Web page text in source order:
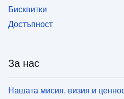
Бисквитки
Достъпност
За нас
Нашата мисия, визия и